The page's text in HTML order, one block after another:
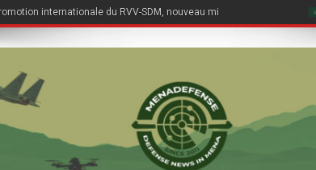
internationale du RVV-SDM, nouveau missile air-air du Su-57E